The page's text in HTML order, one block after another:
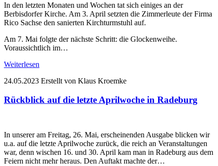
In den letzten Monaten und Wochen tat sich einiges an der
Berbisdorfer Kirche. Am 3. April setzten die Zimmerleute der Firma
Rico Sachse den sanierten Kirchturmstuhl auf.
Am 7. Mai folgte der nächste Schritt: die Glockenweihe.
Voraussichtlich im…
Weiterlesen
24.05.2023 Erstellt von Klaus Kroemke
Rückblick auf die letzte Aprilwoche in Radeburg
In unserer am Freitag, 26. Mai, erscheinenden Ausgabe blicken wir
u.a. auf die letzte Aprilwoche zurück, die reich an Veranstaltungen
war, denn wischen 16. und 30. April kam man in Radeburg aus dem
Feiern nicht mehr heraus. Den Auftakt machte der…